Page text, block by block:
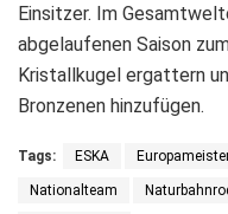
Einsitzer. Im
abgelaufenen Saison
Kristallkugel ergattern
Bronzenen hinzufügen.
Tags: ESKA
Nationalteam